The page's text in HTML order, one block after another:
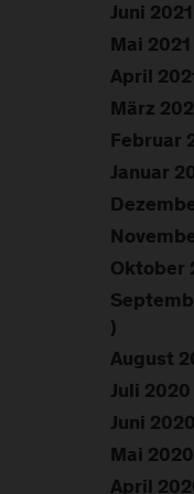
Juni
Mai
April
März
Februar
Januar
Oktober
)
August
Juli
Juni
Mai
April